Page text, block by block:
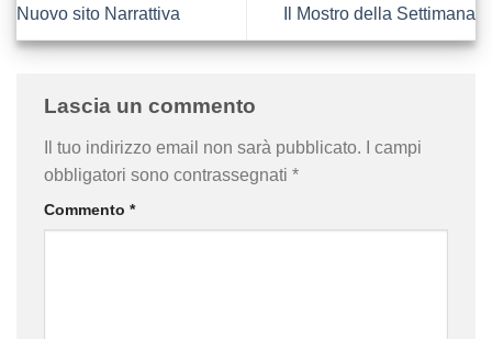
Nuovo sito Narrattiva Il Mostro della Settimana
Lascia un commento
Il tuo indirizzo email non sarà pubblicato.
I campi
obbligatori sono contrassegnati *
Commento *